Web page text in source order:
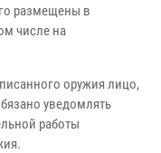
размещены в
числе на
оружия лицо,
уведомлять
работы